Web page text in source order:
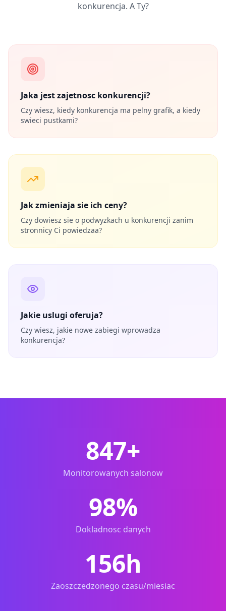
konkurencja. A Ty?
Jaka jest zajetnosc konkurencji?
Czy wiesz, kiedy konkurencja ma pelny grafik, a kiedy
swieci pustkami?
Jak zmieniaja sie ich ceny?
Czy dowiesz sie o podwyzkach u konkurencji zanim
stronnicy Ci powiedzaa?
Jakie uslugi oferuja?
Czy wiesz, jakie nowe zabiegi wprowadza
konkurencja?
847+
Monitorowanych salonow
98%
Dokladnosc danych
156h
Zaoszczedzonego czasu/miesiac